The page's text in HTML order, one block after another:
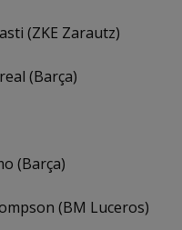
(ZKE Zarautz)
(Barça)
(Barça)
(BM Luceros)